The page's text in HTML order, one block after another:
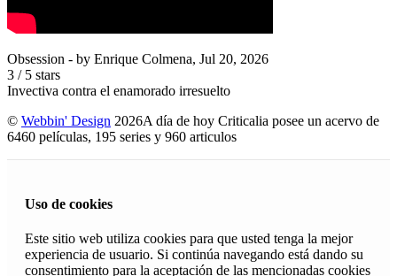
Obsession - by Enrique Colmena, Jul 20, 2026
3 / 5 stars
Invectiva contra el enamorado irresuelto
© Webbin' Design 2026A día de hoy Criticalia posee un acervo de
6460 películas, 195 series y 960 articulos
Uso de cookies
Este sitio web utiliza cookies para que usted tenga la mejor
experiencia de usuario. Si continúa navegando está dando su
consentimiento para la aceptación de las mencionadas cookies